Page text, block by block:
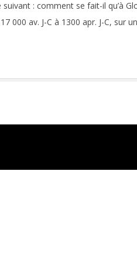
: comment se fait-il qu’à
000 av. J-C à 1300 apr. J-C, sur